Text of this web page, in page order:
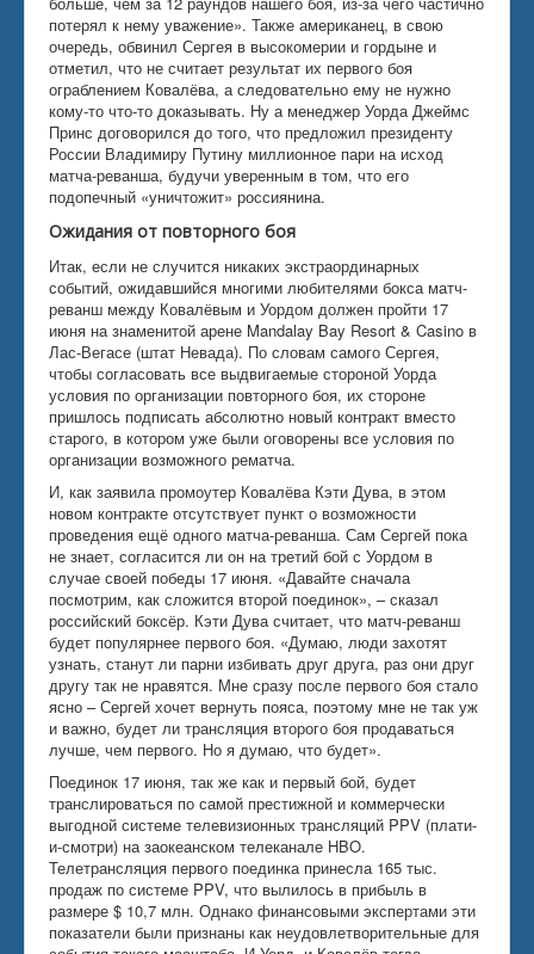
потерял к нему уважение». Также американец, в свою
очередь, обвинил Сергея в высокомерии и гордыне и
отметил, что не считает результат их первого боя
ограблением Ковалёва, а следовательно ему не нужно
кому-то что-то доказывать. Ну а менеджер Уорда Джеймс
Принс договорился до того, что предложил президенту
России Владимиру Путину миллионное пари на исход
матча-реванша, будучи уверенным в том, что его
подопечный «уничтожит» россиянина.
Ожидания от повторного боя
Итак, если не случится никаких экстраординарных
событий, ожидавшийся многими любителями бокса матч-
реванш между Ковалёвым и Уордом должен пройти 17
июня на знаменитой арене Mandalay Bay Resort & Casino в
Лас-Вегасе (штат Невада). По словам самого Сергея,
чтобы согласовать все выдвигаемые стороной Уорда
условия по организации повторного боя, их стороне
пришлось подписать абсолютно новый контракт вместо
старого, в котором уже были оговорены все условия по
организации возможного рематча.
И, как заявила промоутер Ковалёва Кэти Дува, в этом
новом контракте отсутствует пункт о возможности
проведения ещё одного матча-реванша. Сам Сергей пока
не знает, согласится ли он на третий бой с Уордом в
случае своей победы 17 июня. «Давайте сначала
посмотрим, как сложится второй поединок», – сказал
российский боксёр. Кэти Дува считает, что матч-реванш
будет популярнее первого боя. «Думаю, люди захотят
узнать, станут ли парни избивать друг друга, раз они друг
другу так не нравятся. Мне сразу после первого боя стало
ясно – Сергей хочет вернуть пояса, поэтому мне не так уж
и важно, будет ли трансляция второго боя продаваться
лучше, чем первого. Но я думаю, что будет».
Поединок 17 июня, так же как и первый бой, будет
транслироваться по самой престижной и коммерчески
выгодной системе телевизионных трансляций PPV (плати-
и-смотри) на заокеанском телеканале HBO.
Телетрансляция первого поединка принесла 165 тыс.
продаж по системе PPV, что вылилось в прибыль в
размере $ 10,7 млн. Однако финансовыми экспертами эти
показатели были признаны как неудовлетворительные для